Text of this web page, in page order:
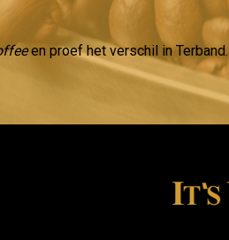
en proef het verschil in Terband.